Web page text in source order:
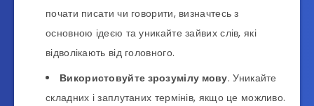
почати писати чи говорити, визначтесь з
основною ідеєю та уникайте зайвих слів, які
відволікають від головного.
Використовуйте зрозумілу мову. Уникайте
складних і заплутаних термінів, якщо це можливо.